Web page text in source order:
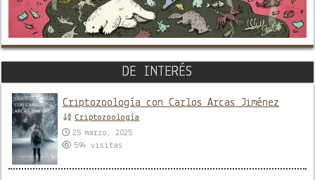
DE INTERÉS
Criptozoología con Carlos Arcas Jiménez
Criptozoología
25 marzo, 2025
594visitas